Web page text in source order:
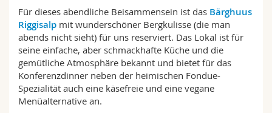
Für dieses abendliche Beisammensein ist das Bärghuus
Riggisalp mit wunderschöner Bergkulisse (die man
abends nicht sieht) für uns reserviert. Das Lokal ist für
seine einfache, aber schmackhafte Küche und die
gemütliche Atmosphäre bekannt und bietet für das
Konferenzdinner neben der heimischen Fondue-
Spezialität auch eine käsefreie und eine vegane
Menüalternative an.